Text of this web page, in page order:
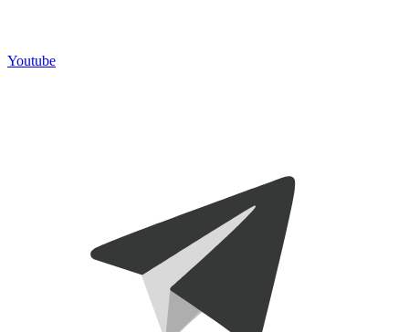
Youtube